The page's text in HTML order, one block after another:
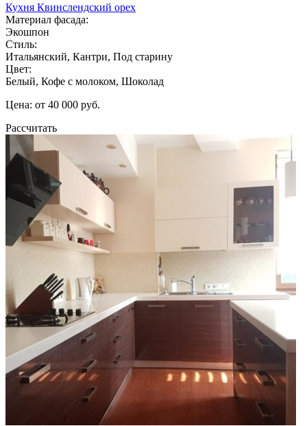
Кухня Квинслендский орех
Материал фасада:
Экошпон
Стиль:
Итальянский, Кантри, Под старину
Цвет:
Белый, Кофе с молоком, Шоколад
Цена: от 40 000 руб.
Рассчитать